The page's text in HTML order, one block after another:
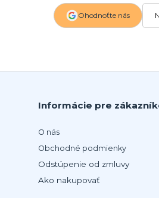
Ohodnoťte nás
Informácie pre
O nás
Obchodné podmienky
Odstúpenie od zmluvy
Ako nakupovať